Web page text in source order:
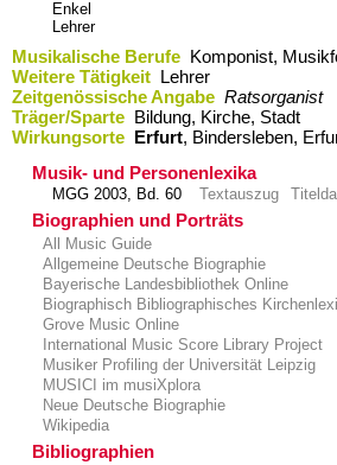
Enkel
Lehrer
Musikalische Berufe Komponist,
Weitere Tätigkeit Lehrer
Zeitgenössische Angabe Ratsorganist
Träger/Sparte Bildung, Kirche, Stadt
Wirkungsorte Erfurt,​ Bindersleben,​
Musik- und Personenlexika
MGG 2003, Bd. 60 Textauszug
Biographien und Porträts
All Music Guide
Allgemeine Deutsche Biographie
Bayerische Landesbibliothek Online
Biographisch Bibliographisches
Grove Music Online
International Music Score Library Project
Musiker Profiling der Universität Leipzig
MUSICI im musiXplora
Neue Deutsche Biographie
Wikipedia
Bibliographien